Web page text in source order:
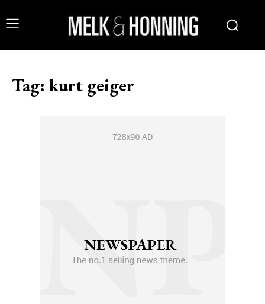
Tag: kurt geiger